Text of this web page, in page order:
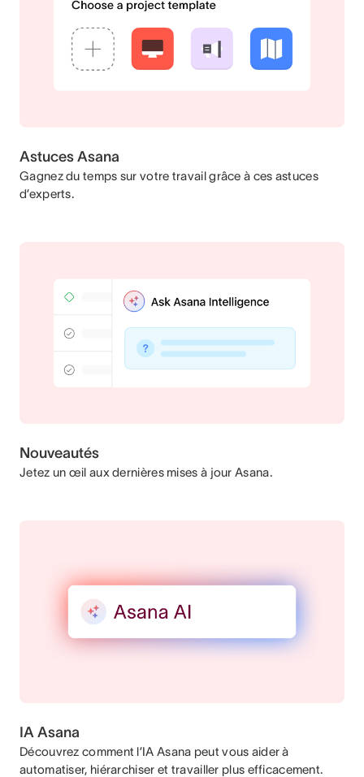
Astuces Asana
Gagnez du temps sur votre travail grâce à ces astuces
d’experts.
Nouveautés
Jetez un œil aux dernières mises à jour Asana.
IA Asana
Découvrez comment l’IA Asana peut vous aider à
automatiser, hiérarchiser et travailler plus efficacement.